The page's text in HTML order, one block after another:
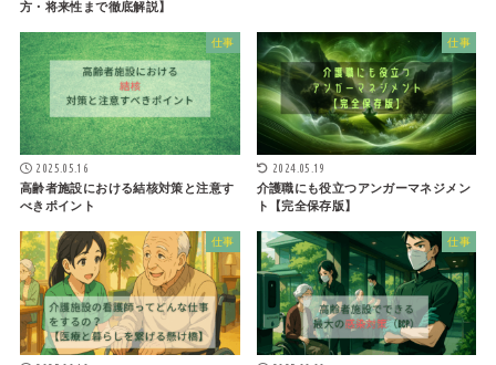
方・将来性まで徹底解説】
仕事
2025.05.16
高齢者施設における結核対策と注意す
べきポイント
仕事
2024.05.19
介護職にも役立つアンガーマネジメン
ト【完全保存版】
仕事 仕事